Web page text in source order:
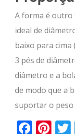
A forma é outro
ideal de
baixo para cima
3 pés de
diâmetro e a
de modo que a
suportar o peso